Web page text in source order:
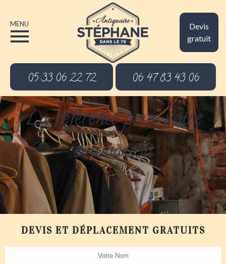
Devis
gratuit
MENU
05 33 06 22 72 06 47 83 43 06
La référence pour votre
estimation
DEVIS ET DÉPLACEMENT GRATUITS